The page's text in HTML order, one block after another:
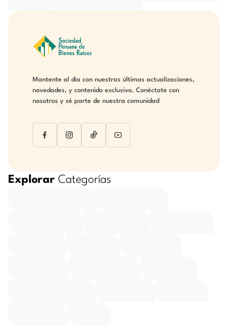
Mantente al día con nuestras últimas actualizaciones,
novedades, y contenido exclusivo. Conéctate con
nosotros y sé parte de nuestra comunidad
Explorar Categorías